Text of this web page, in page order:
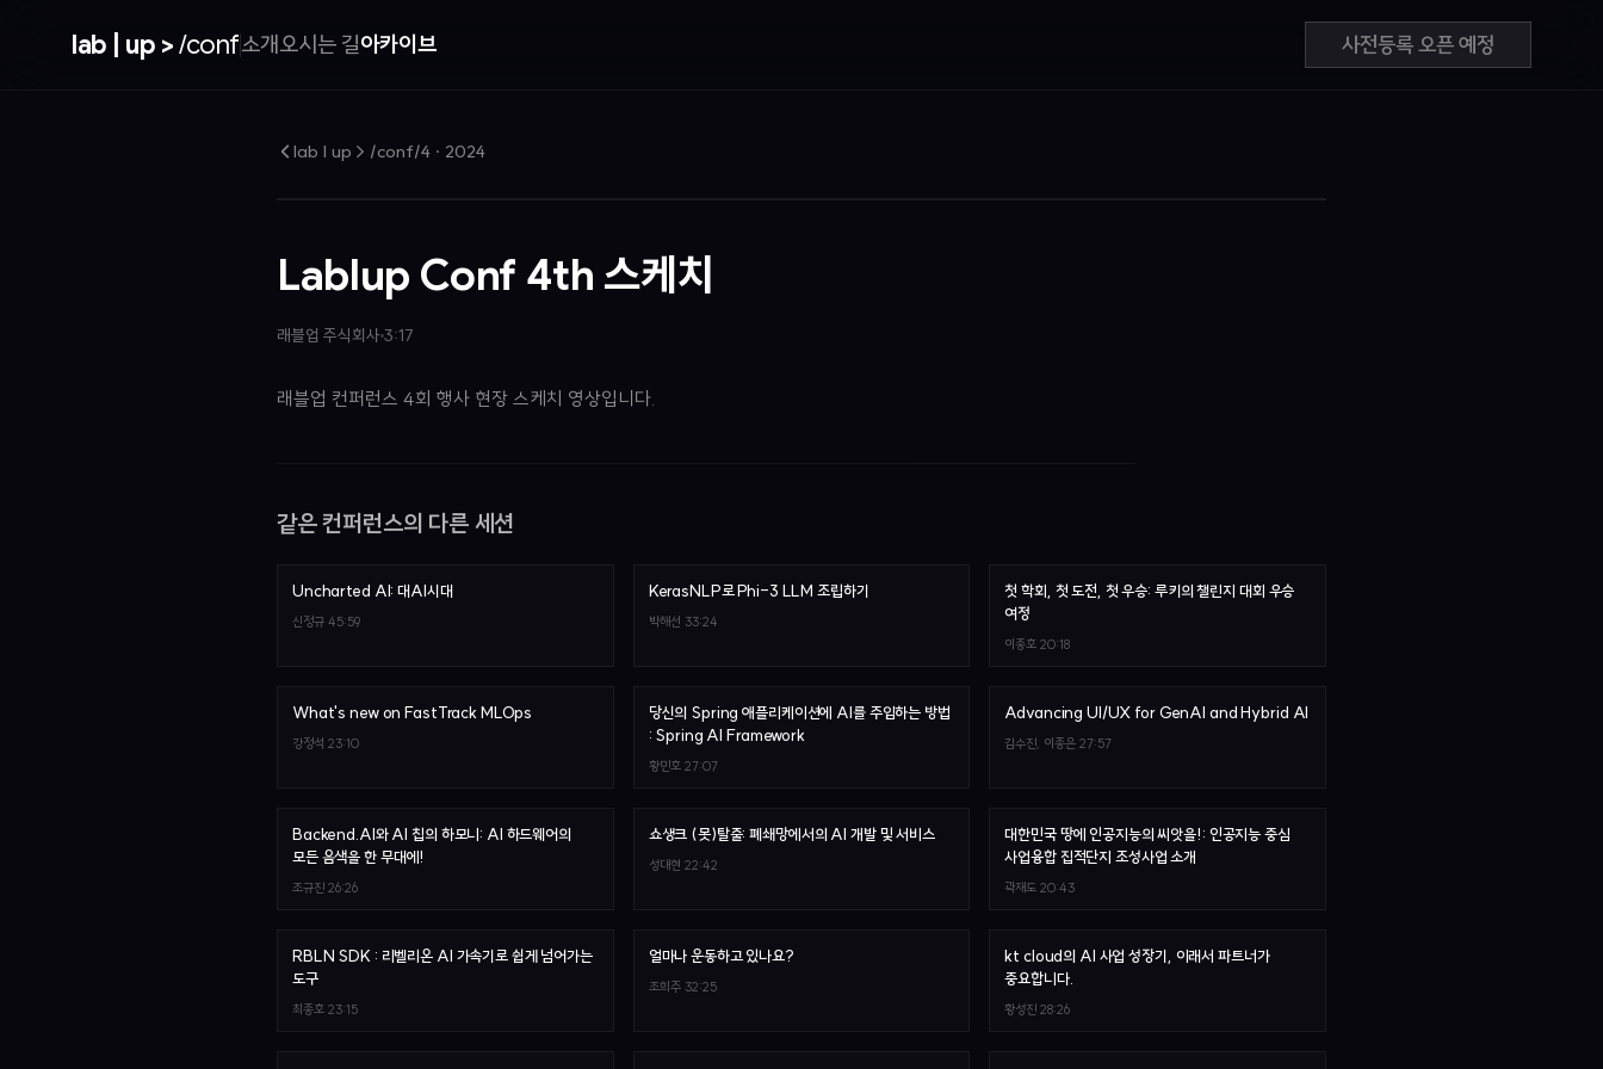
lab | up >/conf소개오시는 길아카이브 사전등록 오픈 예정
lab | up > /conf/4 · 2024
Lablup Conf 4th 스케치
래블업 주식회사 3:17
래블업 컨퍼런스 4회 행사 현장 스케치 영상입니다.
같은 컨퍼런스의 다른 세션
Uncharted AI: 대AI시대
신정규 45:59
KerasNLP로 Phi-3 LLM 조립하기
박해선 33:24
첫 학회, 첫 도전, 첫 우승: 루키의 챌린지 대회 우승
여정
이종호 20:18
What's new on FastTrack MLOps
강정석 23:10
당신의 Spring 애플리케이션에 AI를 주입하는 방법
: Spring AI Framework
황민호 27:07
Advancing UI/UX for GenAI and Hybrid AI
김수진, 이종은 27:57
Backend.AI와 AI 칩의 하모니: AI 하드웨어의
모든 음색을 한 무대에!
조규진 26:26
쇼생크 (못)탈출: 폐쇄망에서의 AI 개발 및 서비스
성대현 22:42
대한민국 땅에 인공지능의 씨앗을!: 인공지능 중심
사업융합 집적단지 조성사업 소개
곽재도 20:43
RBLN SDK : 리벨리온 AI 가속기로 쉽게 넘어가는
도구
최종호 23:15
얼마나 운동하고 있나요?
조희주 32:25
kt cloud의 AI 사업 성장기, 이래서 파트너가
중요합니다.
황성진 28:26